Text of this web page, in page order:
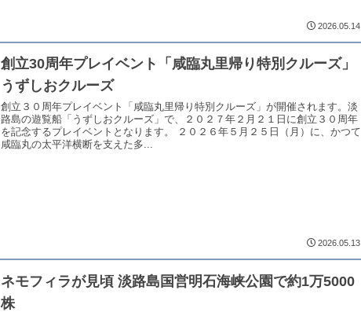
2026.05.14
創立30周年プレイベント「咸臨丸里帰り特別クルーズ」
うずしおクルーズ
創立３０周年プレイベント「咸臨丸里帰り特別クルーズ」が開催されます。淡
路島の遊覧船「うずしおクルーズ」で、２０２７年２月２１日に創立３０周年
を記念するプレイベントとなります。 ２０２６年５月２５日（月）に、かつて
咸臨丸の太平洋横断を支えた多...
2026.05.13
ネモフィラが見頃 淡路島国営明石海峡公園で約1万5000
株